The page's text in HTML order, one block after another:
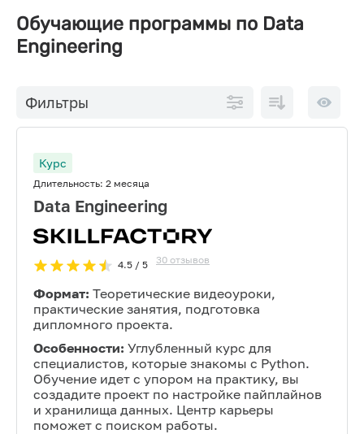
Обучающие программы по Data
Engineering
Фильтры
возрастанию
10 на
Курс
Длительность: 2 месяца
Data Engineering
4.5/ 5 30 отзывов
Формат: Теоретические видеоуроки,
практические занятия, подготовка
дипломного проекта.
Особенности: Углубленный курс для
специалистов, которые знакомы с Python.
Обучение идет с упором на практику, вы
создадите проект по настройке пайплайнов
и хранилища данных. Центр карьеры
поможет с поиском работы.